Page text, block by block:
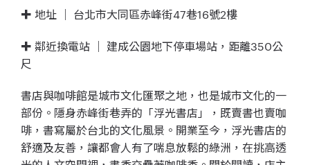
✚ 地址 ｜ 台北市大同區赤峰街47巷16號2樓
✚ 鄰近換電站 ｜ 建成公園地下停車場站，距離350公
尺
書店與咖啡館是城市文化匯聚之地，也是城市文化的一
部份。隱身赤峰街巷弄的「浮光書店」，既賣書也賣咖
啡，書寫屬於台北的文化風景。開業至今，浮光書店的
舒適及友善，讓都會人有了喘息放鬆的綠洲，在挑高透